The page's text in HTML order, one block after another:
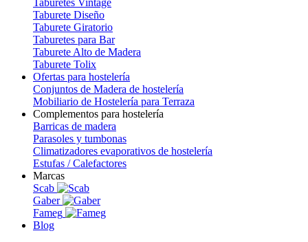
Taburetes Vintage
Taburete Diseño
Taburete Giratorio
Taburetes para Bar
Taburete Alto de Madera
Taburete Tolix
Ofertas para hostelería
Conjuntos de Madera de hostelería
Mobiliario de Hostelería para Terraza
Complementos para hostelería
Barricas de madera
Parasoles y tumbonas
Climatizadores evaporativos de hostelería
Estufas / Calefactores
Marcas
Scab
Gaber
Fameg
Blog